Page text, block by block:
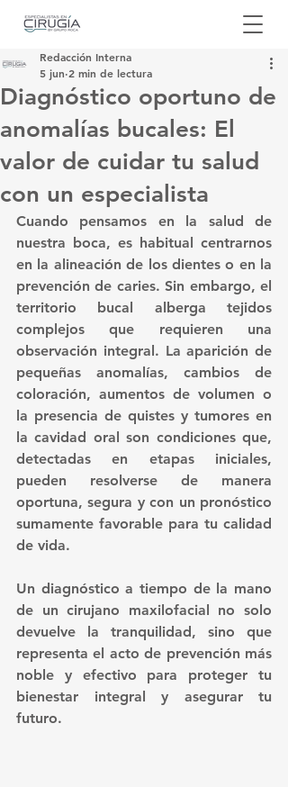
Diagnóstico oportuno de
anomalías bucales: El
valor de cuidar tu salud
con un especialista
Redacción Interna
5 jun 2 min de lectura
Cuando pensamos en la salud de
nuestra boca, es habitual centrarnos
en la alineación de los dientes o en la
prevención de caries. Sin embargo, el
territorio bucal alberga tejidos
complejos que requieren una
observación integral. La aparición de
pequeñas anomalías, cambios de
coloración, aumentos de volumen o
la presencia de quistes y tumores en
la cavidad oral son condiciones que,
detectadas en etapas iniciales,
pueden resolverse de manera
oportuna, segura y con un pronóstico
sumamente favorable para tu calidad
de vida.
Un diagnóstico a tiempo de la mano
de un cirujano maxilofacial no solo
devuelve la tranquilidad, sino que
representa el acto de prevención más
noble y efectivo para proteger tu
bienestar integral y asegurar tu
futuro.